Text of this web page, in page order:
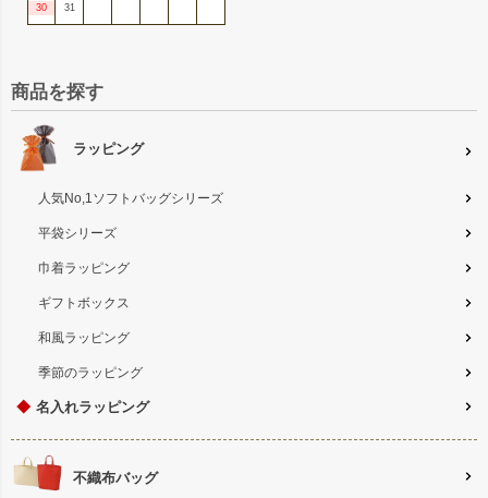
30 31
商品を探す
ラッピング
人気No,1ソフトバッグシリーズ
平袋シリーズ
巾着ラッピング
ギフトボックス
和風ラッピング
季節のラッピング
◆ 名入れラッピング
不織布バッグ